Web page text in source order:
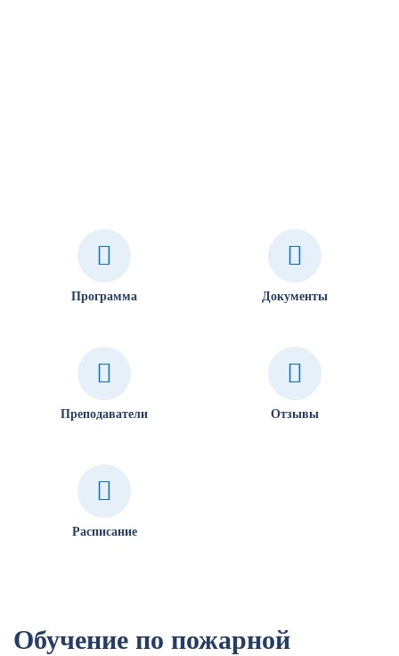
Программа Документы
Преподаватели Отзывы
Расписание
Обучение по пожарной